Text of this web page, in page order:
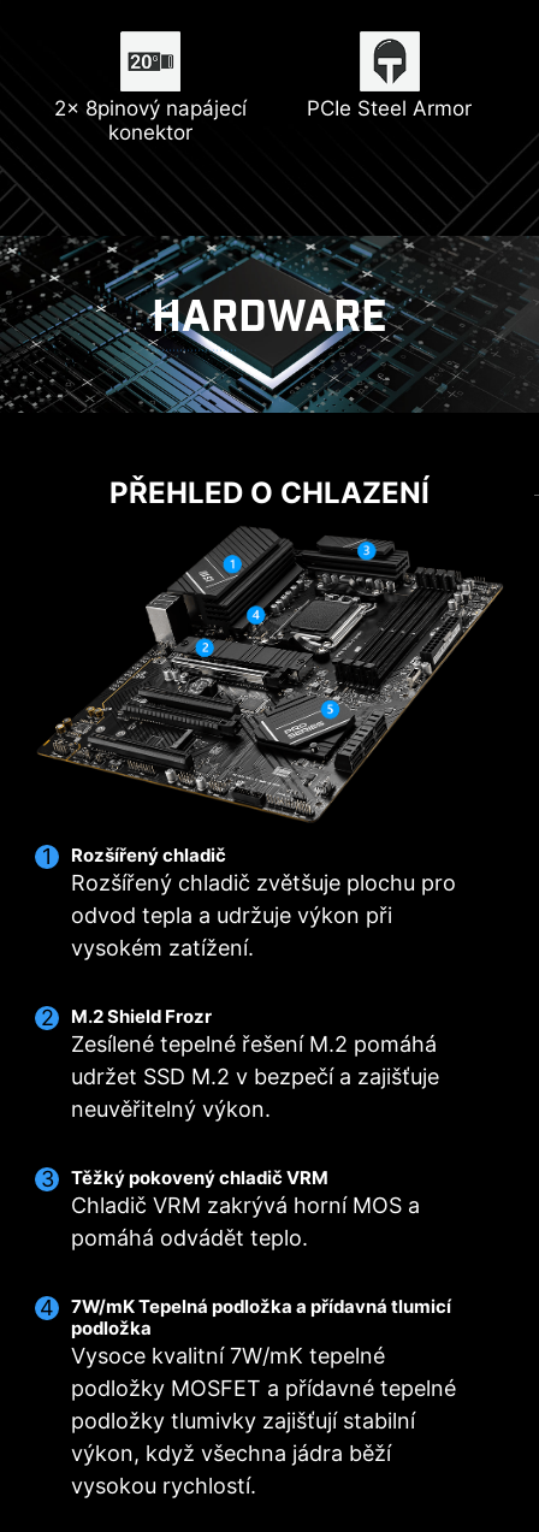
2x 8pinový napájecí
konektor
PCIe Steel Armor
Nejnovější Wi-Fi 6E Podpora DDR5
HARDWARE
COOLING DIY FRIENDLY
PŘEHLED O CHLAZENÍ
Rozšířený chladič
Rozšířený chladič zvětšuje plochu pro
odvod tepla a udržuje výkon při
vysokém zatížení.
M.2 Shield Frozr
Zesílené tepelné řešení M.2 pomáhá
udržet SSD M.2 v bezpečí a zajišťuje
neuvěřitelný výkon.
Těžký pokovený chladič VRM
Chladič VRM zakrývá horní MOS a
pomáhá odvádět teplo.
7W/mK Tepelná podložka a přídavná tlumicí
podložka
Vysoce kvalitní 7W/mK tepelné
podložky MOSFET a přídavné tepelné
podložky tlumivky zajišťují stabilní
výkon, když všechna jádra běží
vysokou rychlostí.
EZ M.2 CLIP
Máte problémy s otáčením šroubů? Inovativní
klip EZ M.2 od MSI vám pomůže nainstalovat
SSD disk M.2 rychle a bez námahy.